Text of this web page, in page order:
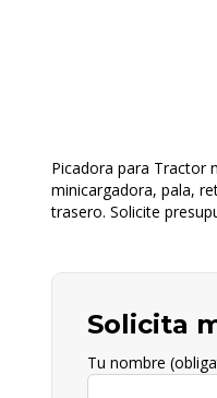
Picadora para Tractor
minicargadora, pala,
trasero. Solicite
Solicita
Tu nombre